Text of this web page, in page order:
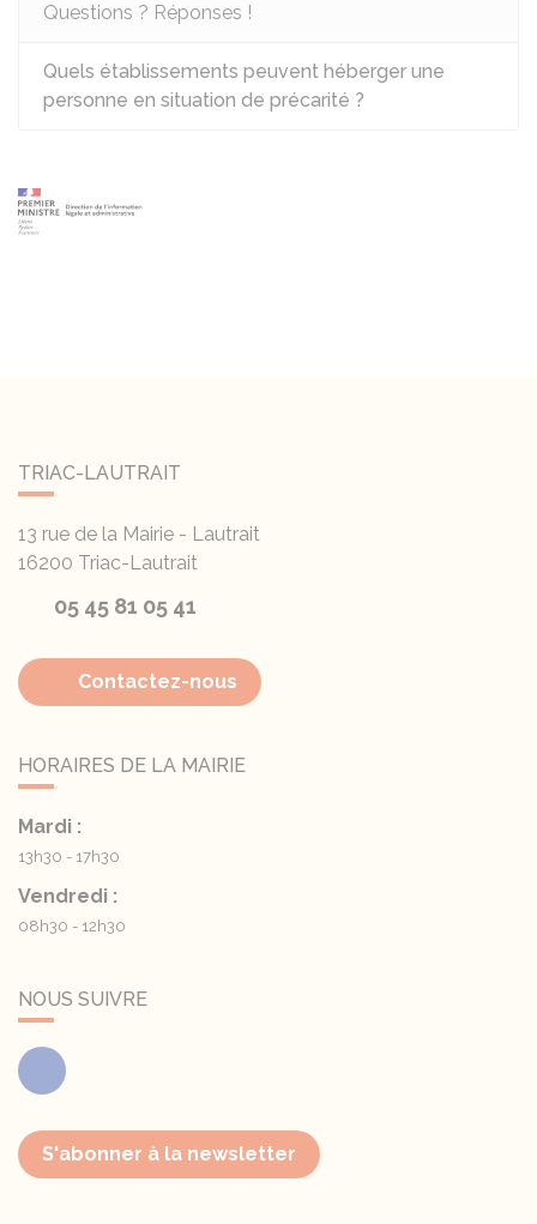
Questions ? Réponses !
Quels établissements peuvent héberger une
personne en situation de précarité ?
TRIAC-LAUTRAIT
13 rue de la Mairie - Lautrait
16200 Triac-Lautrait
05 45 81 05 41
Contactez-nous
HORAIRES DE LA MAIRIE
Mardi :
13h30 - 17h30
Vendredi :
08h30 - 12h30
NOUS SUIVRE
Facebook
S'abonner à la newsletter